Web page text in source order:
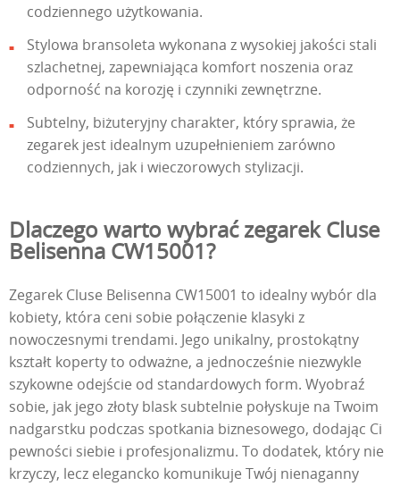
codziennego użytkowania.
Stylowa bransoleta wykonana z wysokiej jakości stali
szlachetnej, zapewniająca komfort noszenia oraz
odporność na korozję i czynniki zewnętrzne.
Subtelny, biżuteryjny charakter, który sprawia, że
zegarek jest idealnym uzupełnieniem zarówno
codziennych, jak i wieczorowych stylizacji.
Dlaczego warto wybrać zegarek Cluse
Belisenna CW15001?
Zegarek Cluse Belisenna CW15001 to idealny wybór dla
kobiety, która ceni sobie połączenie klasyki z
nowoczesnymi trendami. Jego unikalny, prostokątny
kształt koperty to odważne, a jednocześnie niezwykle
szykowne odejście od standardowych form. Wyobraź
sobie, jak jego złoty blask subtelnie połyskuje na Twoim
nadgarstku podczas spotkania biznesowego, dodając Ci
pewności siebie i profesjonalizmu. To dodatek, który nie
krzyczy, lecz elegancko komunikuje Twój nienaganny